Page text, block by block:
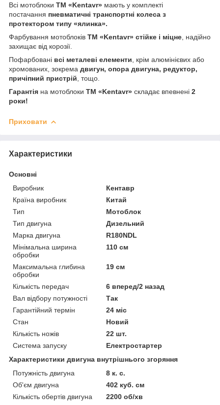
Всі мотоблоки ТМ «Kentavr» мають у комплекті
постачання пневматичні транспортні колеса з
протектором типу «ялинка».
Фарбування мотоблоків ТМ «Kentavr» стійке і міцне , надійно
захищає від корозії.
Пофарбовані всі металеві елементи , крім алюмінієвих або
хромованих, зокрема двигун, опора двигуна, редуктор,
причіпний пристрій , тощо.
Гарантія на мотоблоки ТМ «Kentavr» складає впевнені 2
роки!
Приховати
Характеристики
Основні
Виробник
Кентавр
Країна виробник
Китай
Тип
Мотоблок
Тип двигуна
Дизельний
Марка двигуна
R180NDL
Мінімальна ширина
обробки
110 см
Максимальна глибина
обробки
19 см
Кількість передач
6 вперед/2 назад
Вал відбору потужності
Так
Гарантійний термін
24 міс
Стан
Новий
Кількість ножів
22 шт.
Система запуску
Електростартер
Характеристики двигуна внутрішнього згоряння
Потужність двигуна
8 к. с.
Об'єм двигуна
402 куб. см
Кількість обертів двигуна
2200 об/хв